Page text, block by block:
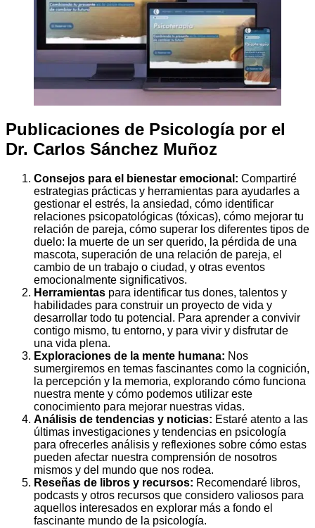
Publicaciones de Psicología por el
Dr. Carlos Sánchez Muñoz
Consejos para el bienestar emocional: Compartiré
estrategias prácticas y herramientas para ayudarles a
gestionar el estrés, la ansiedad, cómo identificar
relaciones psicopatológicas (tóxicas), cómo mejorar tu
relación de pareja, cómo superar los diferentes tipos de
duelo: la muerte de un ser querido, la pérdida de una
mascota, superación de una relación de pareja, el
cambio de un trabajo o ciudad, y otras eventos
emocionalmente significativos.
Herramientas para identificar tus dones, talentos y
habilidades para construir un proyecto de vida y
desarrollar todo tu potencial. Para aprender a convivir
contigo mismo, tu entorno, y para vivir y disfrutar de
una vida plena.
Exploraciones de la mente humana: Nos
sumergiremos en temas fascinantes como la cognición,
la percepción y la memoria, explorando cómo funciona
nuestra mente y cómo podemos utilizar este
conocimiento para mejorar nuestras vidas.
Análisis de tendencias y noticias: Estaré atento a las
últimas investigaciones y tendencias en psicología
para ofrecerles análisis y reflexiones sobre cómo estas
pueden afectar nuestra comprensión de nosotros
mismos y del mundo que nos rodea.
Reseñas de libros y recursos: Recomendaré libros,
podcasts y otros recursos que considero valiosos para
aquellos interesados en explorar más a fondo el
fascinante mundo de la psicología.